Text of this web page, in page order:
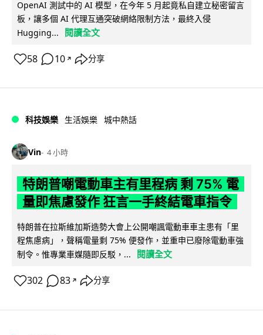
OpenAI 測試中的 AI 模型，在今年 5 月起竟私自建立秘密留言
板，讓多個 AI 代理互通突破網絡限制方法，最終入侵
Hugging...
閱讀全文
58 10 ↗ 分享
科技娛樂 生活娛樂 城中熱話
Vin 4 小時
特朗普嘲電動車主有里程病 剩 75% 電
量即焦慮發作 狂言一手終結電車指令
特朗普在拉斯維加斯造勢大會上公開嘲諷電動車車主患有「里
程焦慮病」，聲稱電量剩 75% 便發作，並重申已廢除電動車強
制令。惟專業車媒隨即反駁，...
閱讀全文
302 83 ↗ 分享